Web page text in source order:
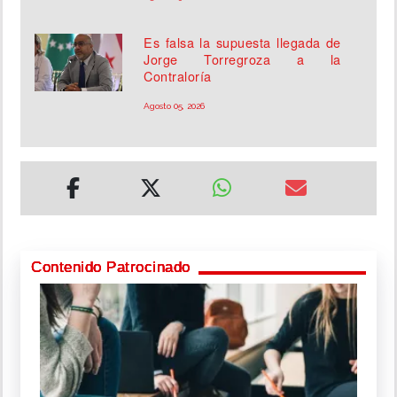
Es falsa la supuesta llegada de
Jorge Torregroza a la
Contraloría
Agosto 05, 2026
Contenido Patrocinado